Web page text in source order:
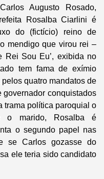
Augusto Rosado,
Rosalba Ciarlini é
do (fictício) reino de
mendigo que virou rei –
Rei Sou Eu’, exibida no
tem fama de exímio
quatro mandatos de
governador conquistados
trama política paroquial o
marido, Rosalba é
o segundo papel nas
se Carlos gozasse do
ele teria sido candidato